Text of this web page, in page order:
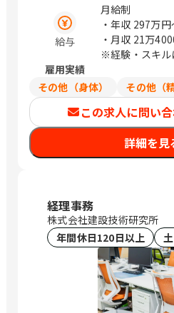
区新都心11－2
新都心ビル 東
21-1 日本橋浜
日本橋蛎殻町
本橋安田スカイ
本橋浜町3-3-2
愛知県名古屋
クス名古屋錦
道修町1-6-7
岡市中央区大
幌、仙台、万
前、浜町、伏見
給与
月給制
・年収 297万
・月収 21万
※経験・スキル
雇用実績
その他（身体）
その他（
この求人に問い合
詳細を見
経理事務
株式会社建設技術研究所
年間休日120日以上